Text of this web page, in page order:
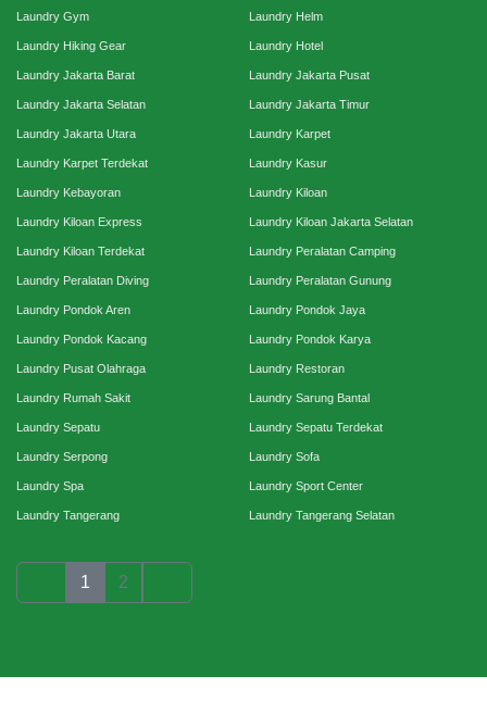
Laundry Gym Laundry Helm
Laundry Hiking Gear Laundry Hotel
Laundry Jakarta Barat Laundry Jakarta Pusat
Laundry Jakarta Selatan Laundry Jakarta Timur
Laundry Jakarta Utara Laundry Karpet
Laundry Karpet Terdekat Laundry Kasur
Laundry Kebayoran Laundry Kiloan
Laundry Kiloan Express Laundry Kiloan Jakarta Selatan
Laundry Kiloan Terdekat Laundry Peralatan Camping
Laundry Peralatan Diving Laundry Peralatan Gunung
Laundry Pondok Aren Laundry Pondok Jaya
Laundry Pondok Kacang Laundry Pondok Karya
Laundry Pusat Olahraga Laundry Restoran
Laundry Rumah Sakit Laundry Sarung Bantal
Laundry Sepatu Laundry Sepatu Terdekat
Laundry Serpong Laundry Sofa
Laundry Spa Laundry Sport Center
Laundry Tangerang Laundry Tangerang Selatan
1 2